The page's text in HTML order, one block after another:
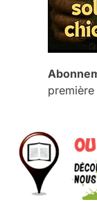
première